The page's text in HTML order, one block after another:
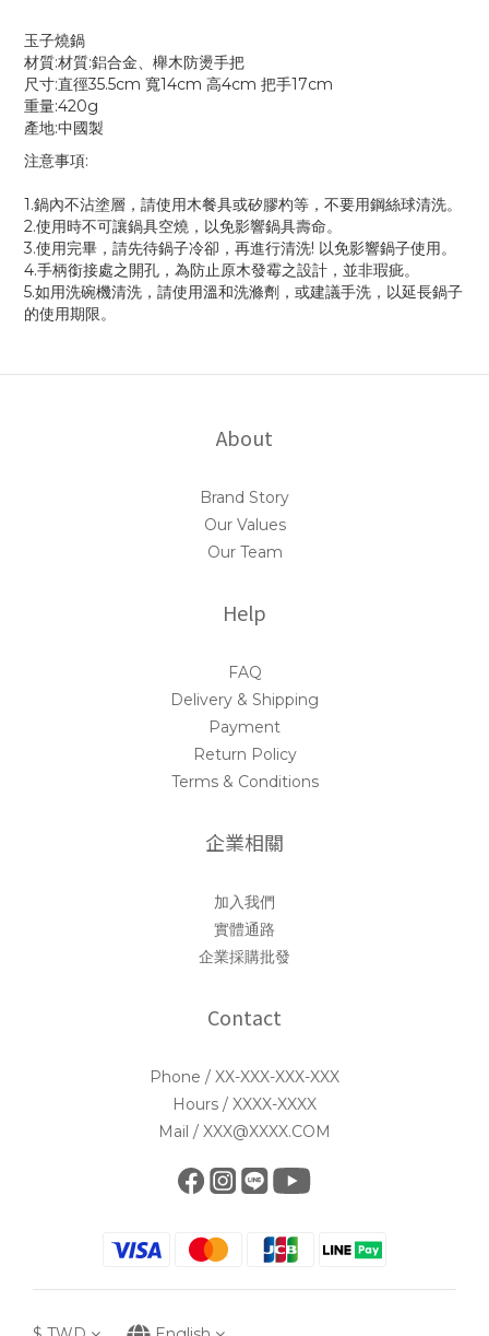
玉子燒鍋
材質:材質:鋁合金、櫸木防燙手把
尺寸:直徑35.5cm 寬14cm 高4cm 把手17cm
重量:420g
產地:中國製
注意事項:
1.鍋內不沾塗層，請使用木餐具或矽膠杓等，不要用鋼絲球清洗。
2.使用時不可讓鍋具空燒，以免影響鍋具壽命。
3.使用完畢，請先待鍋子冷卻，再進行清洗! 以免影響鍋子使用。
4.手柄銜接處之開孔，為防止原木發霉之設計，並非瑕疵。
5.如用洗碗機清洗，請使用溫和洗滌劑，或建議手洗，以延長鍋子
的使用期限。
About
Brand Story
Our Values
Our Team
Help
FAQ
Delivery & Shipping
Payment
Return Policy
Terms & Conditions
企業相關
加入我們
實體通路
企業採購批發
Contact
Phone / XX-XXX-XXX-XXX
Hours / XXXX-XXXX
Mail / XXX@XXXX.COM